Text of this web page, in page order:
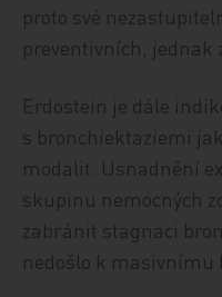
proto své
preventivních, jednak
Erdostein je dále
s bronchiektaziemi
modalit. Usnadnění
skupinu nemocných
zabránit stagnaci
nedošlo k